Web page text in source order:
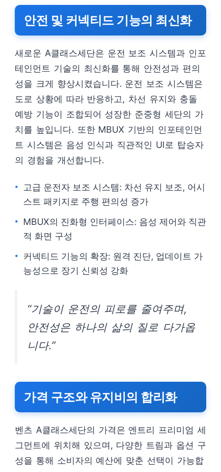
안전 및 커넥티드 기능의 최신화
새로운 A클래스세단은 운전 보조 시스템과 인포
테인먼트 기술의 최신화를 통해 안전성과 편의
성을 크게 향상시켰습니다. 운전 보조 시스템은
도로 상황에 따라 반응하고, 차선 유지와 충돌
예방 기능이 조합되어 성장한 준중형 세단의 가
치를 높입니다. 또한 MBUX 기반의 인포테인먼
트 시스템은 음성 인식과 직관적인 UI로 탑승자
의 경험을 개선합니다.
고급 운전자 보조 시스템: 차선 유지 보조, 어시
스트 패키지로 주행 편의성 증가
MBUX의 진화형 인터페이스: 음성 제어와 직관
적 화면 구성
커넥티드 기능의 확장: 원격 진단, 업데이트 가
능성으로 장기 신뢰성 강화
“기술이 운전의 피로를 줄여주며,
안전성은 하나의 삶의 질로 다가옵
니다.”
가격 구조와 유지비의 합리화
벤츠 A클래스세단의 가격은 엔트리 프리미엄 세
그먼트에 위치해 있으며, 다양한 트림과 옵션 구
성을 통해 소비자의 예산에 맞춘 선택이 가능합